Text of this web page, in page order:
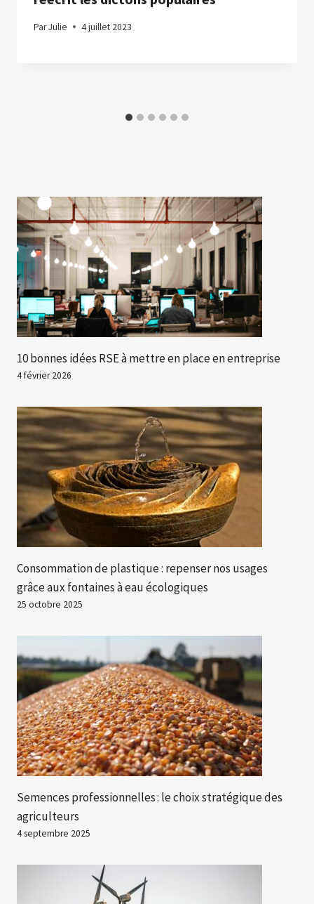
ParJulie 4 juillet 2023
10 bonnes idées RSE à mettre en place en entreprise
4 février 2026
Consommation de plastique : repenser nos usages
grâce aux fontaines à eau écologiques
25 octobre 2025
Semences professionnelles : le choix stratégique des
agriculteurs
4 septembre 2025